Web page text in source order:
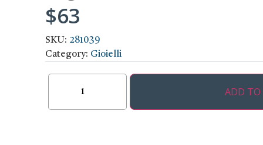
$63
SKU: 281039
Category: Gioielli
ADD TO